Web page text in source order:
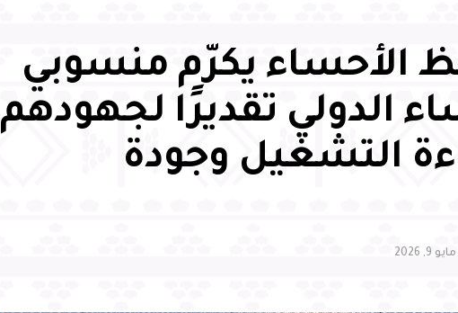
الأحساء يكرّم منسوبي
الدولي تقديرًا لجهودهم
التشغيل وجودة
مايو 9, 2026